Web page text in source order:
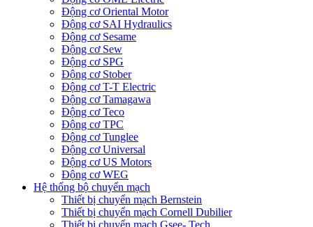
Động cơ Oriental Motor
Động cơ SAI Hydraulics
Động cơ Sesame
Động cơ Sew
Động cơ SPG
Động cơ Stober
Động cơ T-T Electric
Động cơ Tamagawa
Động cơ Teco
Động cơ TPC
Động cơ Tunglee
Động cơ Universal
Động cơ US Motors
Động cơ WEG
Hệ thống bộ chuyển mạch
Thiết bị chuyển mạch Bernstein
Thiết bị chuyển mạch Cornell Dubilier
Thiết bị chuyển mạch Gsee- Tech